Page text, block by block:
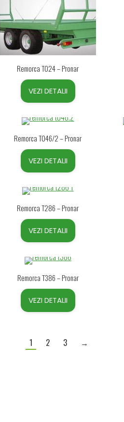
Remorca T024 – Pronar
VEZI DETALII
Remorca T046/2 – Pronar
VEZI DETALII
Remorca T286 – Pronar
VEZI DETALII
Remorca T386 – Pronar
VEZI DETALII
1 2 3 →